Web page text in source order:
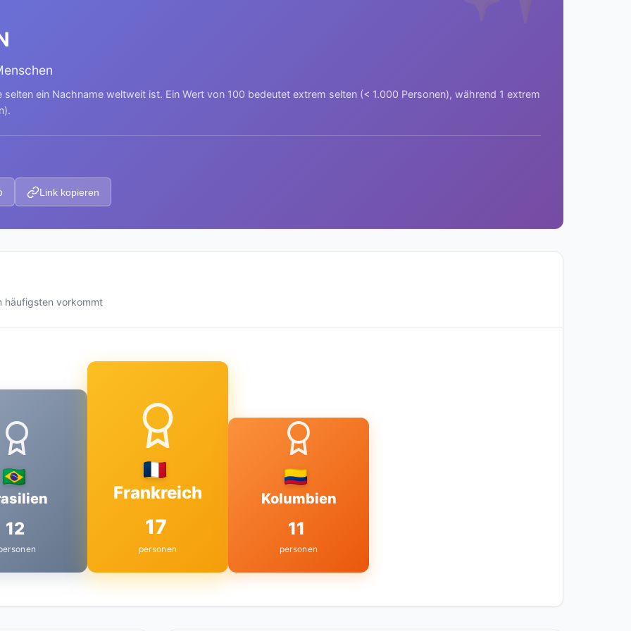
ein Nachname weltweit ist. Ein Wert von 100 bedeutet extrem selten (< 1.000 Personen), während 1 extrem
Link kopieren
häufigsten vorkommt
12
Frankreich
17
personen
Kolumbien
11
personen